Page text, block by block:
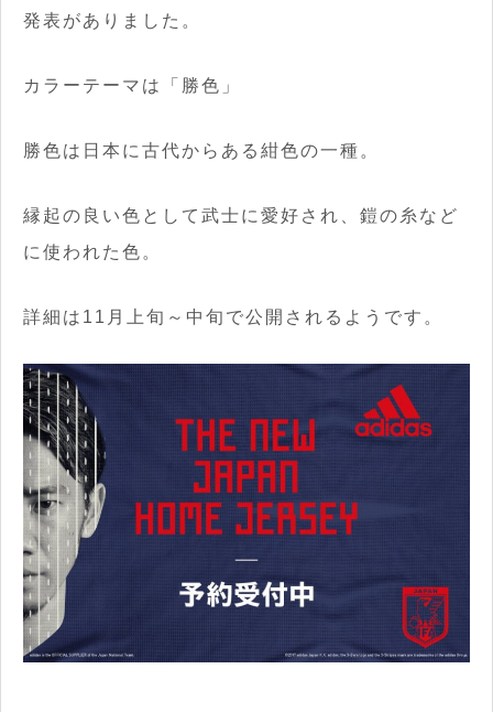
発表がありました。
カラーテーマは「勝色」
勝色は日本に古代からある紺色の一種。
縁起の良い色として武士に愛好され、鎧の糸など
に使われた色。
詳細は11月上旬～中旬で公開されるようです。